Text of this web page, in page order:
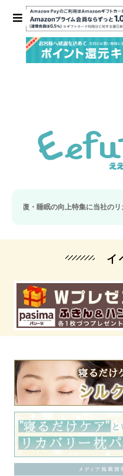
眠の向上特集に当社のリカバリー
イ